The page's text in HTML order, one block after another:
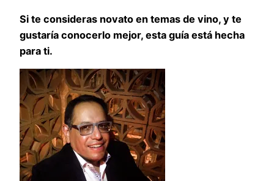
Si te consideras novato en temas de vino, y te
gustaría conocerlo mejor, esta guía está hecha
para ti.